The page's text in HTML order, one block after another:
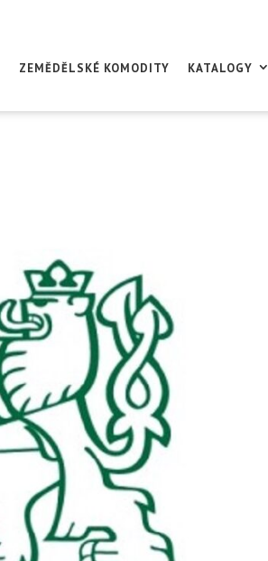
ZEMĚDĚLSKÉ KOMODITY KATALOGY